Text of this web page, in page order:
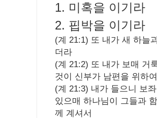
1. 미혹을 이기라
2. 핍박을 이기라
(계 21:1) 또 내가 새 하늘
더라
(계 21:2) 또 내가 보매 거
것이 신부가 남편을 위하
(계 21:3) 내가 들으니 보
있으매 하나님이 그들과
께 계셔서